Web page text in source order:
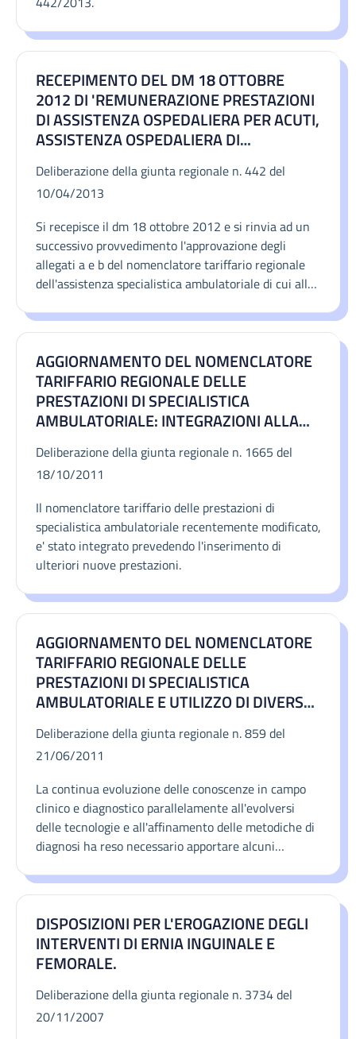
RECEPIMENTO DEL DM 18 OTTOBRE
2012 DI 'REMUNERAZIONE PRESTAZIONI
DI ASSISTENZA OSPEDALIERA PER ACUTI,
ASSISTENZA OSPEDALIERA DI
POST ACUZIE E DI ASSISTENZA
SPECIALISTICA AMBULATORIALE' DEL
MINISTRO DELLA SALUTE DI CONCERTO
CON IL MINISTRO DELL'ECONOMIA E
DELLE FINANZE E AGGIORNAMENTO DEL
NOMENCLATORE TARIFFARIO REGIONALE
DELL'ASSISTENZA SPECIALISTICA
AMBULATORIALE DI CUI ALLA DGR N. 859
DEL 21.6.2011
Deliberazione della giunta regionale n. 442 del
10/04/2013
Si recepisce il dm 18 ottobre 2012 e si rinvia ad un
successivo provvedimento l'approvazione degli
allegati a e b del nomenclatore tariffario regionale
dell'assistenza specialistica ambulatoriale di cui alla
integrazioni e si aggiorna il nomenclatore tariffario
AGGIORNAMENTO DEL NOMENCLATORE
TARIFFARIO REGIONALE DELLE
PRESTAZIONI DI SPECIALISTICA
AMBULATORIALE: INTEGRAZIONI ALLA
Deliberazione della giunta regionale n. 1665 del
18/10/2011
Il nomenclatore tariffario delle prestazioni di
specialistica ambulatoriale recentemente modificato,
e' stato integrato prevedendo l'inserimento di
ulteriori nuove prestazioni.
AGGIORNAMENTO DEL NOMENCLATORE
TARIFFARIO REGIONALE DELLE
PRESTAZIONI DI SPECIALISTICA
AMBULATORIALE E UTILIZZO DI DIVERSO
Deliberazione della giunta regionale n. 859 del
21/06/2011
La continua evoluzione delle conoscenze in campo
clinico e diagnostico parallelamente all'evolversi
delle tecnologie e all'affinamento delle metodiche di
diagnosi ha reso necessario apportare alcuni
delle prestazioni di specialistica ambulatoriale,
tale setting assistenziale.
DISPOSIZIONI PER L'EROGAZIONE DEGLI
INTERVENTI DI ERNIA INGUINALE E
FEMORALE.
Deliberazione della giunta regionale n. 3734 del
20/11/2007